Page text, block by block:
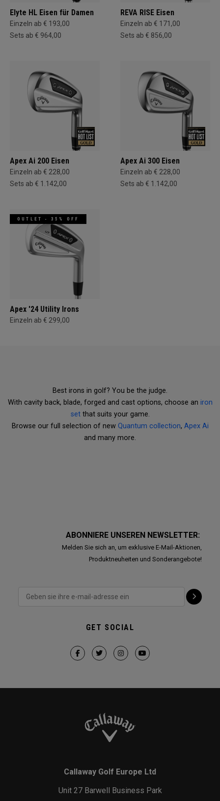
Elyte HL Eisen für Damen
Einzeln ab € 193,00
Sets ab € 964,00
REVA RISE Eisen
Einzeln ab € 171,00
Sets ab € 856,00
Apex Ai 200 Eisen
Einzeln ab € 228,00
Sets ab € 1.142,00
Apex Ai 300 Eisen
Einzeln ab € 228,00
Sets ab € 1.142,00
OUTLET - 35% OFF
Apex '24 Utility Irons
Einzeln ab € 299,00
Best irons in golf? You be the judge.
With cavity back, blade, forged and cast options, choose an iron
setthat suits your game.
Browse our full selection of new Quantum collection, Apex Ai
and many more.
ABONNIERE UNSEREN NEWSLETTER:
Melden Sie sich an, um exklusive E-Mail-Aktionen,
Produktneuheiten und Sonderangebote!
GET SOCIAL
Callaway Golf Europe Ltd
Unit 27 Barwell Business Park